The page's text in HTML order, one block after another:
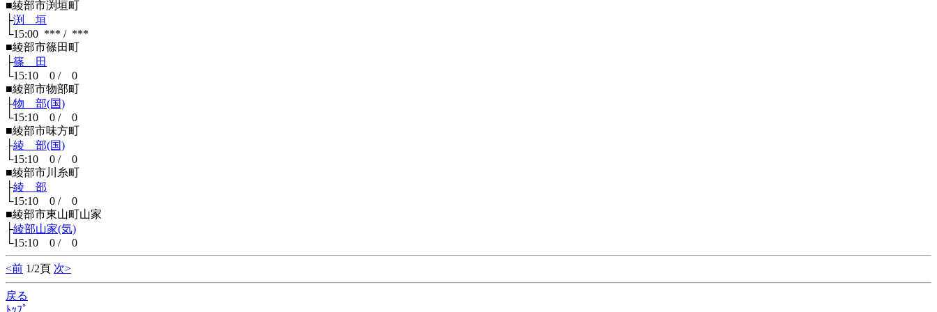
■綾部市渕垣町
├渕 垣
└15:00 *** / ***
■綾部市篠田町
├篠 田
└15:10 0 / 0
■綾部市物部町
├物 部(国)
└15:10 0 / 0
■綾部市味方町
├綾 部(国)
└15:10 0 / 0
■綾部市川糸町
├綾 部
└15:10 0 / 0
■綾部市東山町山家
├綾部山家(気)
└15:10 0 / 0
<前 1/2頁 次>
戻る
ﾄｯﾌﾟ